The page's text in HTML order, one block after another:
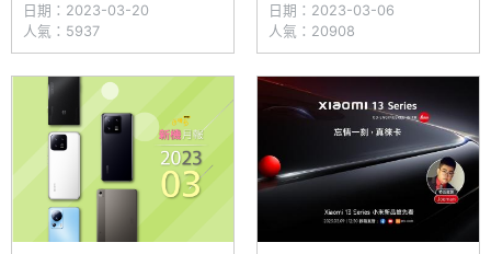
13 系列預購狀況並表示，
Xiaomi 13 Pro 與 Xiaomi 13 自
開放預購以來，詢問度與門市體
驗人次均創新紀錄，平均單日預
購量對比上一代更大幅增加
日期：2023-03-20
人氣：5937
只送不賣的限量禮盒（並未提供
給消費者）為新品預熱，除了預
告發表會的時間外，進一步強調
Xiaomi 13 系列與徠卡間的深度
合作。《SOGI 手機王》第一時
間取得「小米徠卡
日期：2023-03-06
人氣：20908